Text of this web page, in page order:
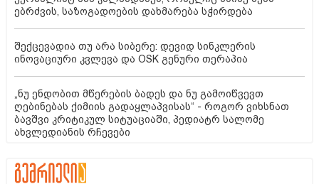
ებრძვის, საზოგადოების დახმარება სჭირდება
შექცევადია თუ არა სიბერე: დევიდ სინკლერის
ინოვაციური კვლევა და OSK გენური თერაპია
„ნუ ენდობით მწერების ბადეს და ნუ გამოიწვევთ
ღებინებას ქიმიის გადაყლაპვისას“ - როგორ ვიხსნათ
ბავშვი კრიტიკულ სიტუაციაში, პედიატრ სალომე
ახვლედიანის რჩევები